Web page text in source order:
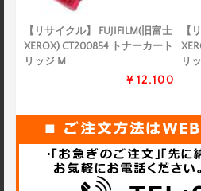
【リサイクル】 FUJIFILM(旧富士
XEROX) CT200854 トナーカート
リッジ M
￥12,100
【
リ